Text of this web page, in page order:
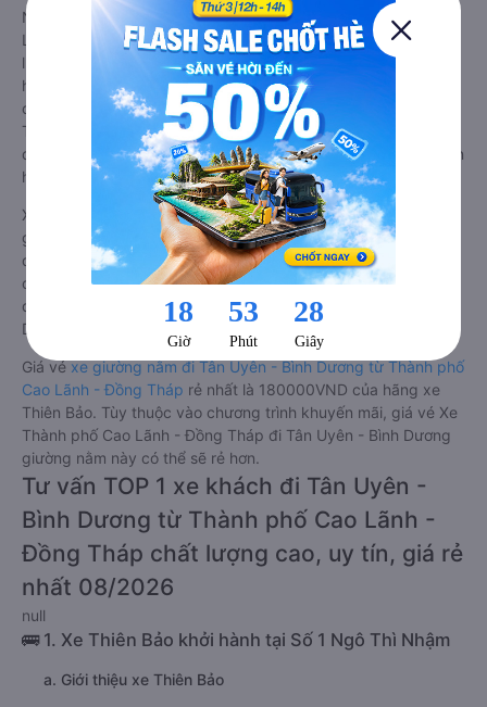
Những nhà xe đi Tân Uyên - Bình Dương từ Thành phố Cao
Lãnh - Đồng Tháp đều sở hữu những xe giường nằm chất
lượng cao. Trên xe được trang bị đầy đủ các trang thiết bị
hiện đại phục vụ cho nhu cầu di chuyển của hành khách. Bên
cạnh đó, các hãng xe khách Thành phố Cao Lãnh - Đồng
Tháp Tân Uyên - Bình Dương luôn chú trọng đến chất lượng
dịch vụ, không ngừng cải thiện để mang đến trải nghiệm hoàn
hảo cho hành khách.
Xe Thành phố Cao Lãnh - Đồng Tháp Tân Uyên - Bình Dương
giường nằm tốt nhất: Xe từ Thành phố Cao Lãnh - Đồng Tháp
đi Tân Uyên - Bình Dương giường nằm được đánh giá chung
chất lượng Trung bình với điểm đánh giá trung bình từ 1.7/5
dựa trên 26 phản hồi của hành khách Xe về Tân Uyên - Bình
Dương từ Thành phố Cao Lãnh - Đồng Tháp.
Giá véxe giường nằm đi Tân Uyên - Bình Dương từ Thành phố
Cao Lãnh - Đồng Tháp rẻ nhất là 180000VND của hãng xe
Thiên Bảo. Tùy thuộc vào chương trình khuyến mãi, giá vé Xe
Thành phố Cao Lãnh - Đồng Tháp đi Tân Uyên - Bình Dương
giường nằm này có thể sẽ rẻ hơn.
Tư vấn TOP 1 xe khách đi Tân Uyên -
Bình Dương từ Thành phố Cao Lãnh -
Đồng Tháp chất lượng cao, uy tín, giá rẻ
nhất 08/2026
null
🚌 1. Xe Thiên Bảo khởi hành tại Số 1 Ngô Thì Nhậm
a. Giới thiệu xe Thiên Bảo